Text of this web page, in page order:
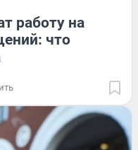
работу на
что